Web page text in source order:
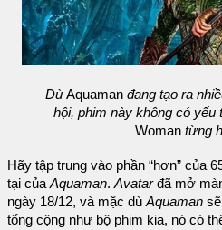
Dù Aquaman đang tạo ra
hội, phim này không có yếu
Woman từng
Hãy tập trung vào phần “hơn” của
tại của Aquaman. Avatarđã mở
ngày 18/12, và mặc dù Aquaman
tổng cộng như bộ phim kia, nó có